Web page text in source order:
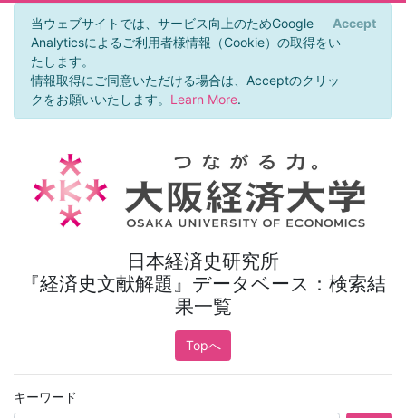
当ウェブサイトでは、サービス向上のためGoogle
Analyticsによるご利用者様情報（Cookie）の取得をい
たします。
情報取得にご同意いただける場合は、Acceptのクリッ
クをお願いいたします。 Learn More.
Accept
日本経済史研究所
『経済史文献解題』データベース：検索結
果一覧
Topへ
キーワード
×